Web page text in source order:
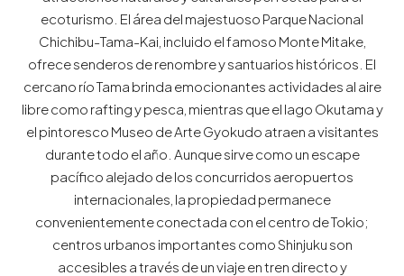
ecoturismo. El área del majestuoso Parque Nacional
Chichibu-Tama-Kai, incluido el famoso Monte Mitake,
ofrece senderos de renombre y santuarios históricos. El
cercano río Tama brinda emocionantes actividades al aire
libre como rafting y pesca, mientras que el lago Okutama y
el pintoresco Museo de Arte Gyokudo atraen a visitantes
durante todo el año. Aunque sirve como un escape
pacífico alejado de los concurridos aeropuertos
internacionales, la propiedad permanece
convenientemente conectada con el centro de Tokio;
centros urbanos importantes como Shinjuku son
accesibles a través de un viaje en tren directo y